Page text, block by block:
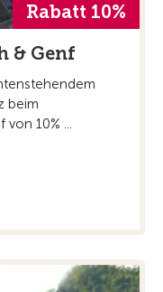
Rabatt 10%
& Genf
beim
10% ...